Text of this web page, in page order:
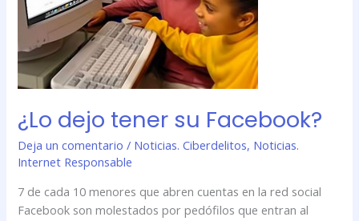
¿Lo dejo tener su Facebook?
Deja un comentario / Noticias. Ciberdelitos, Noticias.
Internet Responsable
7 de cada 10 menores que abren cuentas en la red social
Facebook son molestados por pedófilos que entran al